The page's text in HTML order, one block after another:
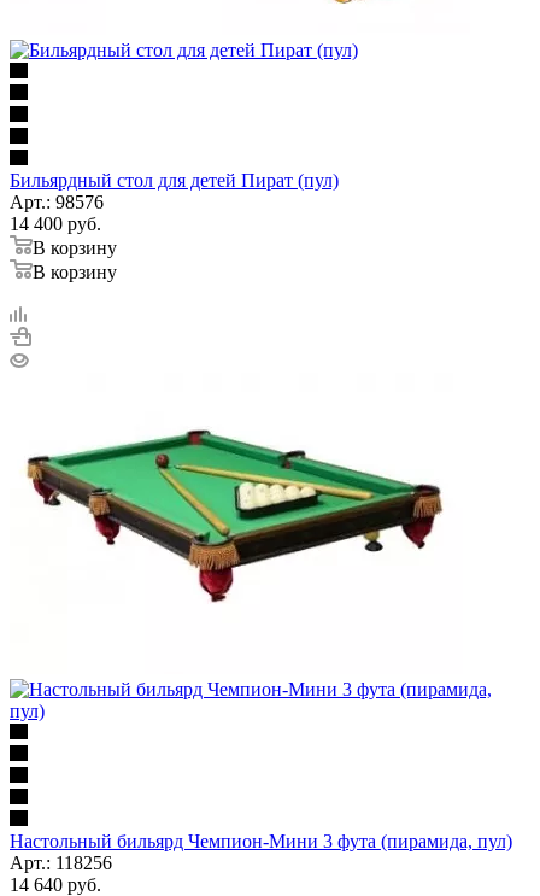
Бильярдный стол для детей Пират (пул)
Арт.: 98576
14 400 руб.
В корзину
В корзину
Настольный бильярд Чемпион-Мини 3 фута (пирамида, пул)
Арт.: 118256
14 640 руб.